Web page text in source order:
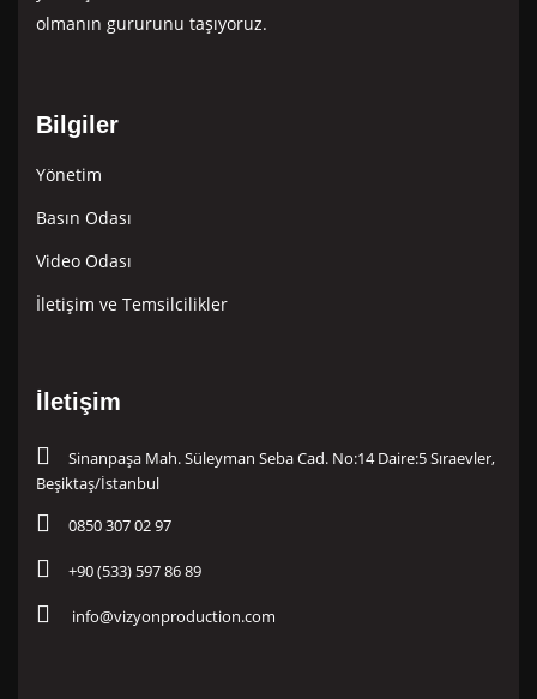
olmanın gururunu taşıyoruz.
Bilgiler
Yönetim
Basın Odası
Video Odası
İletişim ve Temsilcilikler
İletişim
Sinanpaşa Mah. Süleyman Seba Cad. No:14 Daire:5 Sıraevler,
Beşiktaş/İstanbul
0850 307 02 97
+90 (533) 597 86 89
info@vizyonproduction.com